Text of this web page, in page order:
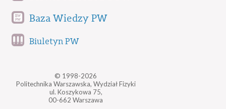
Baza Wiedzy PW
Biuletyn PW
© 1998-2026
Politechnika Warszawska, Wydział Fizyki
ul. Koszykowa 75,
00-662 Warszawa